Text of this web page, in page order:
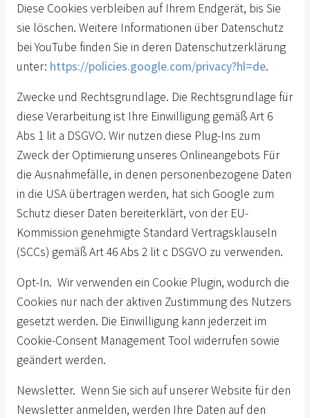
Diese Cookies verbleiben auf Ihrem Endgerät, bis Sie
sie löschen. Weitere Informationen über Datenschutz
bei YouTube finden Sie in deren Datenschutzerklärung
unter: https://policies.google.com/privacy?hl=de.
Zwecke und Rechtsgrundlage. Die Rechtsgrundlage für
diese Verarbeitung ist Ihre Einwilligung gemäß Art 6
Abs 1 lit a DSGVO. Wir nutzen diese Plug-Ins zum
Zweck der Optimierung unseres Onlineangebots Für
die Ausnahmefälle, in denen personenbezogene Daten
in die USA übertragen werden, hat sich Google zum
Schutz dieser Daten bereiterklärt, von der EU-
Kommission genehmigte Standard Vertragsklauseln
(SCCs) gemäß Art 46 Abs 2 lit c DSGVO zu verwenden.
Opt-In. Wir verwenden ein Cookie Plugin, wodurch die
Cookies nur nach der aktiven Zustimmung des Nutzers
gesetzt werden. Die Einwilligung kann jederzeit im
Cookie-Consent Management Tool widerrufen sowie
geändert werden.
Newsletter. Wenn Sie sich auf unserer Website für den
Newsletter anmelden, werden Ihre Daten auf den